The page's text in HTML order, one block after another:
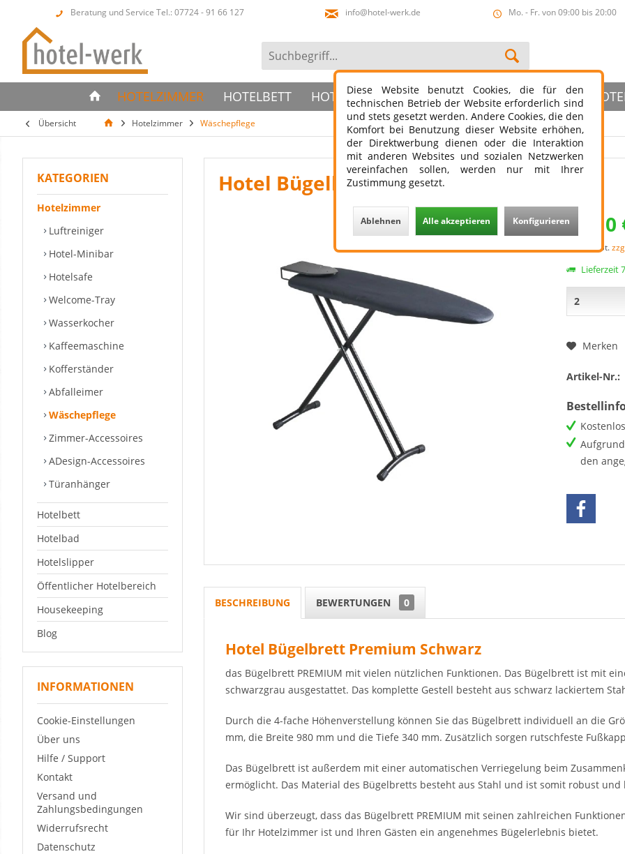
Beratung und Service Tel.: 07724 - 91 66 127 info@hotel-werk.de Mo. - Fr. von 09:00 bis 20:00
HOTELZIMMER HOTELBETT HOTELBAD HOTELSLIPPER ÖFFENTLICHER
Übersicht Hotelzimmer Wäschepflege
KATEGORIEN
Hotelzimmer
Luftreiniger
Hotel-Minibar
Hotelsafe
Welcome-Tray
Wasserkocher
Kaffeemaschine
Kofferständer
Abfalleimer
Wäschepflege
Zimmer-Accessoires
ADesign-Accessoires
Türanhänger
Hotelbett
Hotelbad
Hotelslipper
Öffentlicher Hotelbereich
Housekeeping
Blog
INFORMATIONEN
Cookie-Einstellungen
Über uns
Hilfe / Support
Kontakt
Versand und
Zahlungsbedingungen
Widerrufsrecht
Datenschutz
Hotel Bügelbrett Premium schwarz
89,10
zzgl. MwSt.
Lieferzeit
Merken
Artikel-Nr.:
den
BESCHREIBUNG BEWERTUNGEN 0
Hotel Bügelbrett Premium Schwarz
das Bügelbrett PREMIUM mit vielen nützlichen Funktionen. Das Bügelbrett ist mit
schwarzgrau ausgestattet. Das komplette Gestell besteht aus schwarz lackiertem
Durch die 4-fache Höhenverstellung können Sie das Bügelbrett individuell an die
mm, die Breite 980 mm und die Tiefe 340 mm. Zusätzlich sorgen rutschfeste
Das Bügelbrett ist außerdem mit einer automatischen Verriegelung beim
ermöglicht. Das Material des Bügelbretts besteht aus Stahl und ist somit robust und
Wir sind überzeugt, dass das Bügelbrett PREMIUM mit seinen zahlreichen
für Ihr Hotelzimmer ist und Ihren Gästen ein angenehmes Bügelerlebnis bietet.
Diese Website benutzt Cookies, die für den
technischen Betrieb der Website erforderlich sind
und stets gesetzt werden. Andere Cookies, die den
Komfort bei Benutzung dieser Website erhöhen,
der Direktwerbung dienen oder die Interaktion
mit anderen Websites und sozialen Netzwerken
vereinfachen sollen, werden nur mit Ihrer
Zustimmung gesetzt.
Ablehnen Alle akzeptieren Konfigurieren